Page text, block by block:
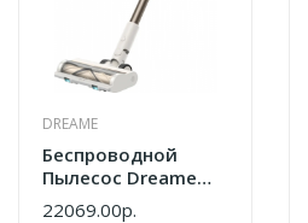
DREAME
Беспроводной
Пылесос Dreame
R10S VZV22A
22069.00р.